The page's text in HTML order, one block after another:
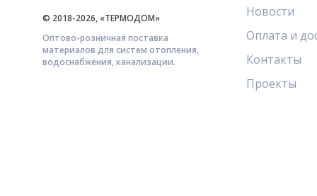
© 2018-2026, «ТЕРМОДОМ»
Оптово-розничная поставка
материалов для систем отопления,
водоснабжения, канализации.
Новости
Оплата и
Контакты
Проекты